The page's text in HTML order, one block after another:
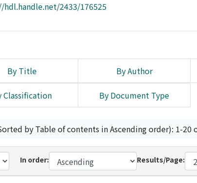
2433/176525
By Title By Author
Classification By Document Type
by Table of contents in Ascending order): 1-20
In order: Results/Page: